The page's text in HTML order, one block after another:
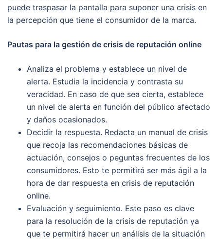
puede traspasar la pantalla para suponer una crisis en
la percepción que tiene el consumidor de la marca.
Pautas para la gestión de crisis de reputación online
Analiza el problema y establece un nivel de
alerta. Estudia la incidencia y contrasta su
veracidad. En caso de que sea cierta, establece
un nivel de alerta en función del público afectado
y daños ocasionados.
Decidir la respuesta. Redacta un manual de crisis
que recoja las recomendaciones básicas de
actuación, consejos o peguntas frecuentes de los
consumidores. Esto te permitirá ser más ágil a la
hora de dar respuesta en crisis de reputación
online.
Evaluación y seguimiento. Este paso es clave
para la resolución de la crisis de reputación ya
que te permitirá hacer un análisis de la situación